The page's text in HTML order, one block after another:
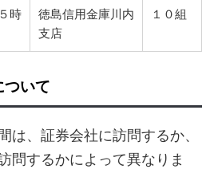
時
徳島信用金庫川内
支店
１０組
ついて
は、証券会社に訪問するか、
問するかによって異なりま